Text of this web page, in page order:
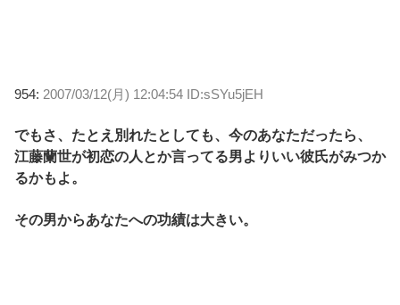
954: 2007/03/12(月) 12:04:54 ID:sSYu5jEH
でもさ、たとえ別れたとしても、今のあなただったら、
江藤蘭世が初恋の人とか言ってる男よりいい彼氏がみつか
るかもよ。
その男からあなたへの功績は大きい。